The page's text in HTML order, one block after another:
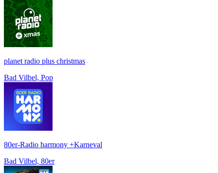
planet radio plus christmas
Bad Vilbel, Pop
80er-Radio harmony +Karneval
Bad Vilbel, 80er